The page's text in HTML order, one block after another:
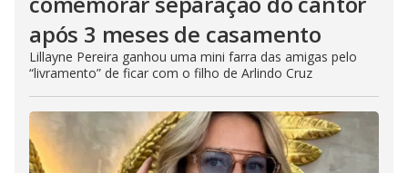
após 3 meses de casamento
Lillayne Pereira ganhou uma mini farra das amigas pelo
“livramento” de ficar com o filho de Arlindo Cruz